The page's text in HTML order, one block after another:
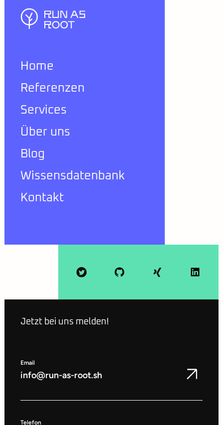
Home
Referenzen
Services
Über uns
Blog
Wissensdatenbank
Kontakt
Jetzt bei uns melden!
Email
info@run-as-root.sh
Telefon